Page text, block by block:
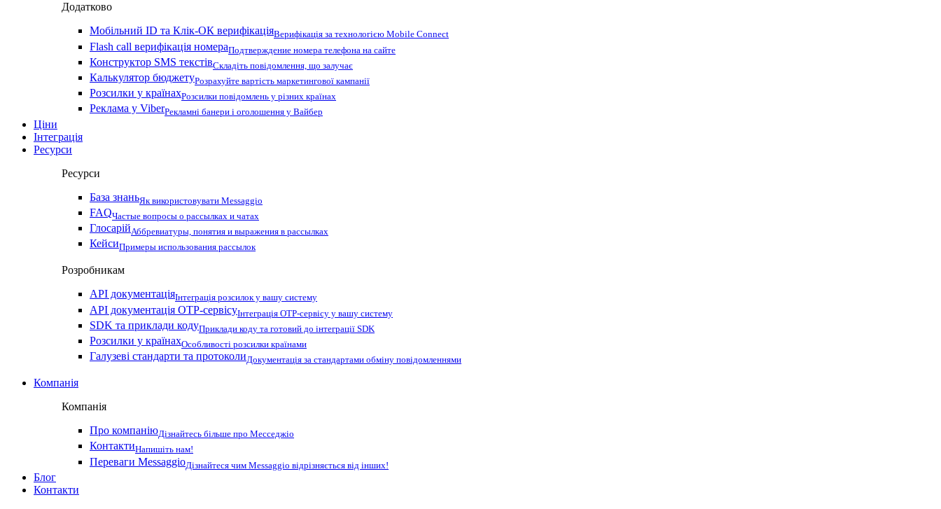
Додатково
Мобільний ID та Клік-ОК верифікаціяВерифікація за технологією Mobile Connect
Flash call верифікація номераПодтверждение номера телефона на сайте
Конструктор SMS текстівСкладіть повідомлення, що залучає
Калькулятор бюджетуРозрахуйте вартість маркетингової кампанії
Розсилки у країнахРозсилки повідомлень у різних країнах
Реклама у ViberРекламні банери і оголошення у Вайбер
Ціни
Інтеграція
Ресурси
Ресурси
База знаньЯк використовувати Messaggio
FAQЧастые вопросы о рассылках и чатах
ГлосарійАббревиатуры, понятия и выражения в рассылках
КейсиПримеры использования рассылок
Розробникам
API документаціяІнтеграція розсилок у вашу систему
API документація OTP-сервісуІнтеграція OTP-сервісу у вашу систему
SDK та приклади кодуПриклади коду та готовий до інтеграції SDK
Розсилки у країнахОсобливості розсилки країнами
Галузеві стандарти та протоколиДокументація за стандартами обміну повідомленнями
Компанія
Компанія
Про компаніюДізнайтесь більше про Месседжіо
КонтактиНапишіть нам!
Переваги MessaggioДізнайтеся чим Messaggio відрізняється від інших!
Блог
Контакти